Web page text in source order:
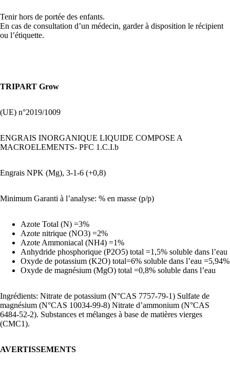
Tenir hors de portée des enfants.
En cas de consultation d’un médecin, garder à disposition le récipient
ou l’étiquette.
TRIPART Grow
(UE) n°2019/1009
ENGRAIS INORGANIQUE LIQUIDE COMPOSE A
MACROELEMENTS- PFC 1.C.I.b
Engrais NPK (Mg), 3-1-6 (+0,8)
Minimum Garanti à l’analyse: % en masse (p/p)
Azote Total (N) =3%
Azote nitrique (NO3) =2%
Azote Ammoniacal (NH4) =1%
Anhydride phosphorique (P2O5) total =1,5% soluble dans l’eau
Oxyde de potassium (K2O) total=6% soluble dans l’eau =5,94%
Oxyde de magnésium (MgO) total =0,8% soluble dans l’eau
Ingrédients: Nitrate de potassium (N°CAS 7757-79-1) Sulfate de
magnésium (N°CAS 10034-99-8) Nitrate d’ammonium (N°CAS
6484-52-2). Substances et mélanges à base de matières vierges
(CMC1).
AVERTISSEMENTS